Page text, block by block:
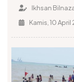
Ikhsan
Kamis, 10 April